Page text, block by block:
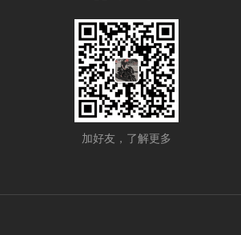
加好友，了解更多